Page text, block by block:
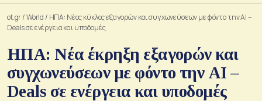
ot.gr/World / ΗΠΑ: Nέος κύκλος εξαγορών και συγχωνεύσεων με φόντο την AI –
Deals σε ενέργεια και υποδομές
ΗΠΑ: Nέα έκρηξη εξαγορών και
συγχωνεύσεων με φόντο την AI –
Deals σε ενέργεια και υποδομές